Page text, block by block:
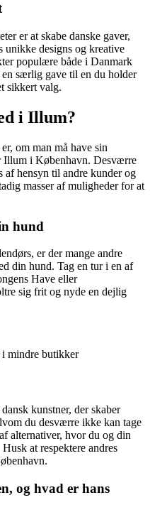
er at skabe danske gaver,
designs og kreative
populære både i Danmark
særlig gave til en du holder
sikkert valg.
i Illum?
om man må have sin
Illum i København. Desværre
hensyn til andre kunder og
masser af muligheder for at
hund
er der mange andre
din hund. Tag en tur i en af
Have eller
sig frit og nyde en dejlig
i mindre butikker
kunstner, der skaber
du desværre ikke kan tage
alternativer, hvor du og din
at respektere andres
og hvad er hans